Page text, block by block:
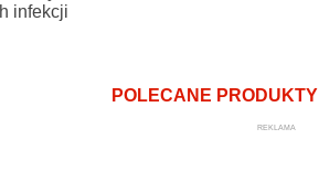
infekcji
POLECANE PRODUKTY
REKLAMA